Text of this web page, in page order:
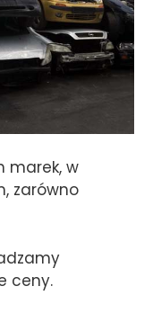
marek, w
zarówno
ceny.